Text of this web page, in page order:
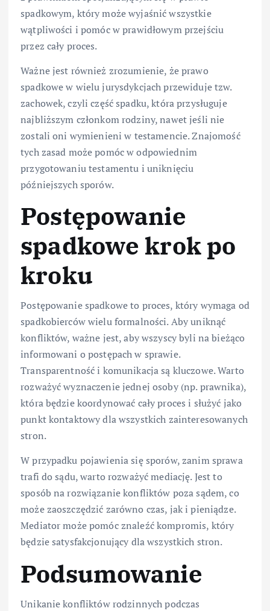
spadkowym, który może wyjaśnić wszystkie
wątpliwości i pomóc w prawidłowym przejściu
przez cały proces.
Ważne jest również zrozumienie, że prawo
spadkowe w wielu jurysdykcjach przewiduje tzw.
zachowek, czyli część spadku, która przysługuje
najbliższym członkom rodziny, nawet jeśli nie
zostali oni wymienieni w testamencie. Znajomość
tych zasad może pomóc w odpowiednim
przygotowaniu testamentu i uniknięciu
późniejszych sporów.
Postępowanie
spadkowe krok po
kroku
Postępowanie spadkowe to proces, który wymaga od
spadkobierców wielu formalności. Aby uniknąć
konfliktów, ważne jest, aby wszyscy byli na bieżąco
informowani o postępach w sprawie.
Transparentność i komunikacja są kluczowe. Warto
rozważyć wyznaczenie jednej osoby (np. prawnika),
która będzie koordynować cały proces i służyć jako
punkt kontaktowy dla wszystkich zainteresowanych
stron.
W przypadku pojawienia się sporów, zanim sprawa
trafi do sądu, warto rozważyć mediację. Jest to
sposób na rozwiązanie konfliktów poza sądem, co
może zaoszczędzić zarówno czas, jak i pieniądze.
Mediator może pomóc znaleźć kompromis, który
będzie satysfakcjonujący dla wszystkich stron.
Podsumowanie
Unikanie konfliktów rodzinnych podczas